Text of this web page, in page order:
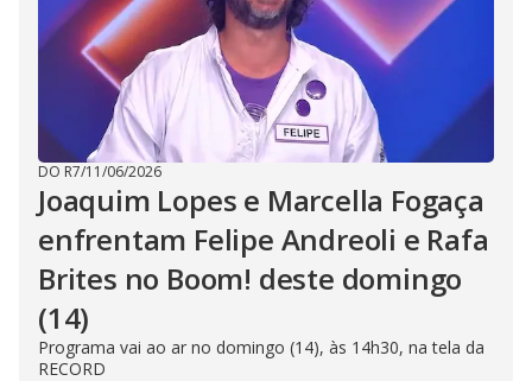
DO R7/11/06/2026
Joaquim Lopes e Marcella Fogaça
enfrentam Felipe Andreoli e Rafa
Brites no Boom! deste domingo
(14)
Programa vai ao ar no domingo (14), às 14h30, na tela da
RECORD